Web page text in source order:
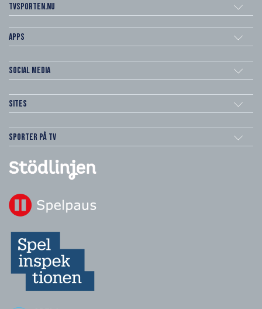
Tvsporten.nu
Apps
Social Media
Sites
Sporter på TV